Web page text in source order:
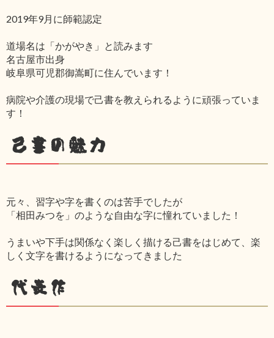
2019年9月に師範認定
道場名は「かがやき」と読みます
名古屋市出身
岐阜県可児郡御嵩町に住んでいます！
病院や介護の現場で己書を教えられるように頑張っていま
す！
己書の魅力
元々、習字や字を書くのは苦手でしたが
「相田みつを」のような自由な字に憧れていました！
うまいや下手は関係なく楽しく描ける己書をはじめて、楽
しく文字を書けるようになってきました
代表作